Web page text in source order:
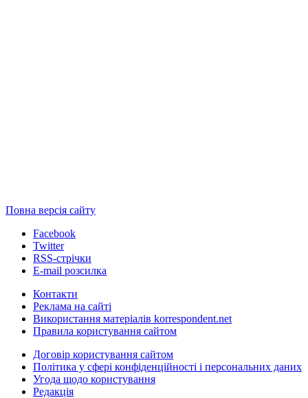
Повна версія сайту
Facebook
Twitter
RSS-стрічки
E-mail розсилка
Контакти
Реклама на сайті
Використання матеріалів korrespondent.net
Правила користування сайтом
Договір користування сайтом
Політика у сфері конфіденційності і персональних даних
Угода щодо користування
Редакція